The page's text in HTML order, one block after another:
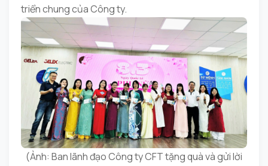
triển chung của Công ty.
(Ảnh: Ban lãnh đạo Công ty CFT tặng quà và gửi lời